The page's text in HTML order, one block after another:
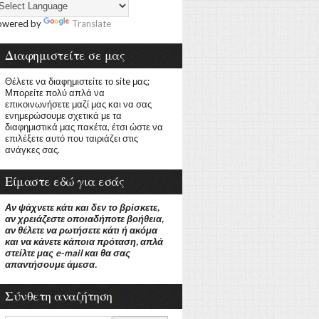
by Translate
Διαφημιστείτε σε μας
Θέλετε να διαφημιστείτε το site μας;
Μπορείτε πολύ απλά να
επικοινωνήσετε μαζί μας και να σας
ενημερώσουμε σχετικά με τα
διαφημιστικά μας πακέτα, έτσι ώστε να
επιλέξετε αυτό που ταιριάζει στις
ανάγκες σας.
Είμαστε εδώ για εσάς
Αν ψάχνετε κάτι και δεν το βρίσκετε,
αν χρειάζεστε οποιαδήποτε βοήθεια,
αν θέλετε να ρωτήσετε κάτι ή ακόμα
και να κάνετε κάποια πρόταση, απλά
στείλτε μας e-mail και θα σας
απαντήσουμε άμεσα.
Σύνθετη αναζήτηση